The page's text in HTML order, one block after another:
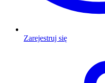
Zarejestruj się